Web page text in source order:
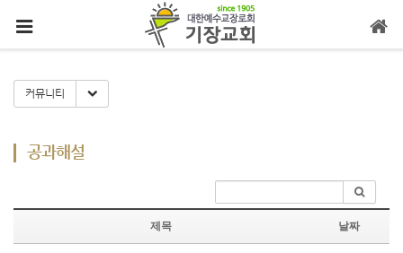
커뮤니티 Toggle Dropdown
공과해설
제목 날짜